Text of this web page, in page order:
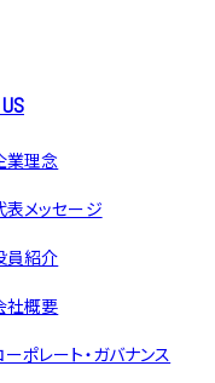
業理念
表メッセージ
員紹介
社概要
ーポレート・ガバナンス